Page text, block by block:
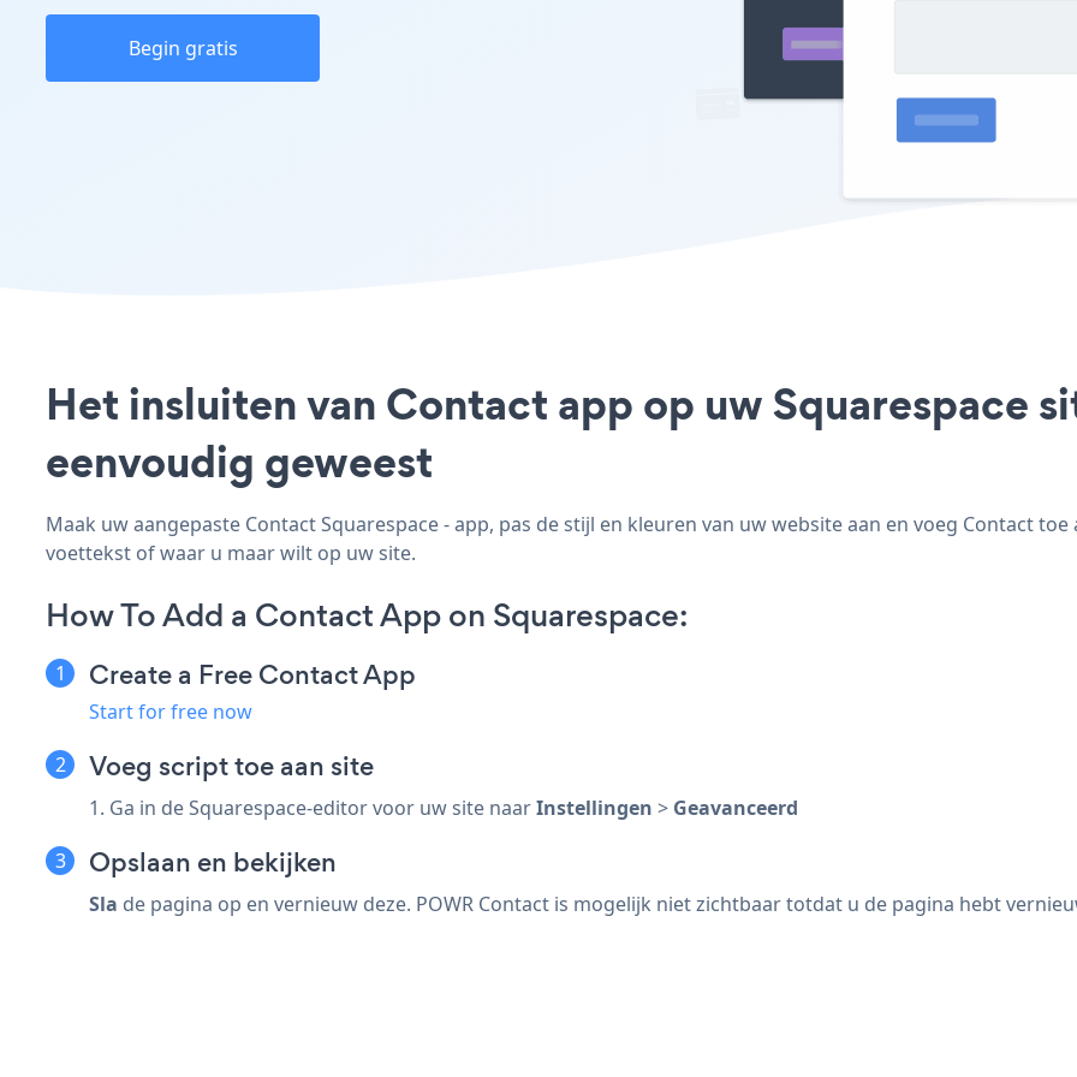
Begin gratis
Het insluiten van Contact app op uw Squarespace
eenvoudig geweest
Maak uw aangepaste Contact Squarespace - app, pas de stijl en kleuren van uw website aan en voeg Contact
voettekst of waar u maar wilt op uw site.
How To Add a Contact App on Squarespace:
Create a Free Contact App
Start for free now
Voeg script toe aan site
1. Ga in de Squarespace-editor voor uw site naarInstellingen > Geavanceerd
Opslaan en bekijken
Sla de pagina op en vernieuw deze. POWR Contact is mogelijk niet zichtbaar totdat u de pagina hebt